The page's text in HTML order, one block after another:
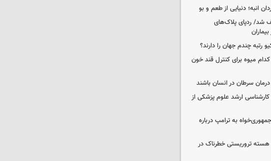
انبه؛ دنیایی از طعم و بو
شد/ ردپای پلاک‌های
رتبه چندم جهان را دارند؟
کدام‌ میوه برای کنترل قند خون
سرطان در انسان باشند
کارشناسی ارشد علوم پزشکی از
به ترامپ درباره
تروریستی خطرناک در